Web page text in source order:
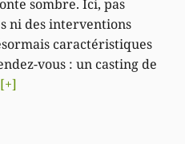
sombre. Ici, pas
ni des interventions
caractéristiques
vous : un casting de
[+]